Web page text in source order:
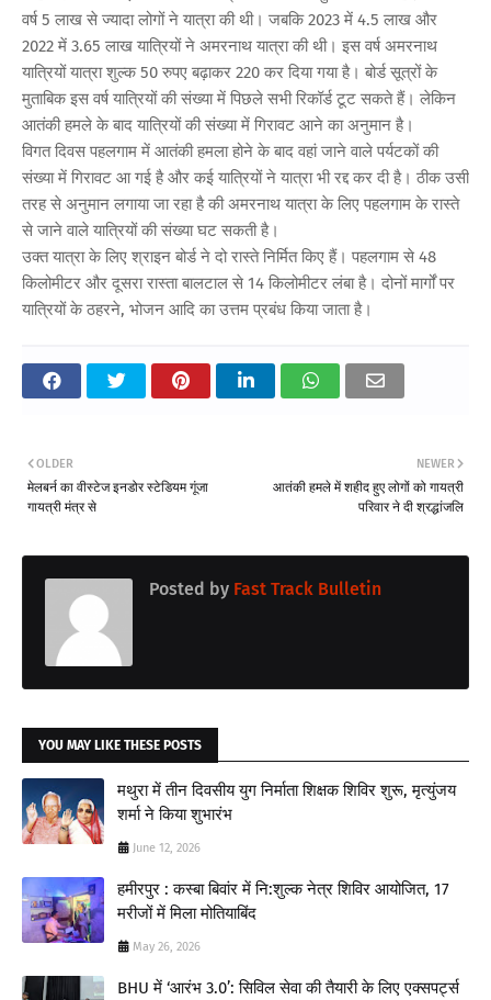
वर्ष 5 लाख से ज्यादा लोगों ने यात्रा की थी। जबकि 2023 में 4.5 लाख और
2022 में 3.65 लाख यात्रियों ने अमरनाथ यात्रा की थी। इस वर्ष अमरनाथ
यात्रियों यात्रा शुल्क 50 रुपए बढ़ाकर 220 कर दिया गया है। बोर्ड सूत्रों के
मुताबिक इस वर्ष यात्रियों की संख्या में पिछले सभी रिकॉर्ड टूट सकते हैं। लेकिन
आतंकी हमले के बाद यात्रियों की संख्या में गिरावट आने का अनुमान है।
विगत दिवस पहलगाम में आतंकी हमला होने के बाद वहां जाने वाले पर्यटकों की
संख्या में गिरावट आ गई है और कई यात्रियों ने यात्रा भी रद्द कर दी है। ठीक उसी
तरह से अनुमान लगाया जा रहा है की अमरनाथ यात्रा के लिए पहलगाम के रास्ते
से जाने वाले यात्रियों की संख्या घट सकती है।
उक्त यात्रा के लिए श्राइन बोर्ड ने दो रास्ते निर्मित किए हैं। पहलगाम से 48
किलोमीटर और दूसरा रास्ता बालटाल से 14 किलोमीटर लंबा है। दोनों मार्गों पर
यात्रियों के ठहरने, भोजन आदि का उत्तम प्रबंध किया जाता है।
NEWER
आतंकी हमले में शहीद हुए लोगों को गायत्री
परिवार ने दी श्रद्धांजलि
OLDER
मेलबर्न का वीस्टेज इनडोर स्टेडियम गूंजा
गायत्री मंत्र से
Posted by Fast Track Bulletin
YOU MAY LIKE THESE POSTS
मथुरा में तीन दिवसीय युग निर्माता शिक्षक शिविर शुरू, मृत्युंजय
शर्मा ने किया शुभारंभ
June 12, 2026
हमीरपुर : कस्बा बिवांर में नि:शुल्क नेत्र शिविर आयोजित, 17
मरीजों में मिला मोतियाबिंद
May 26, 2026
BHU में ‘आरंभ 3.0’: सिविल सेवा की तैयारी के लिए एक्सपर्ट्स